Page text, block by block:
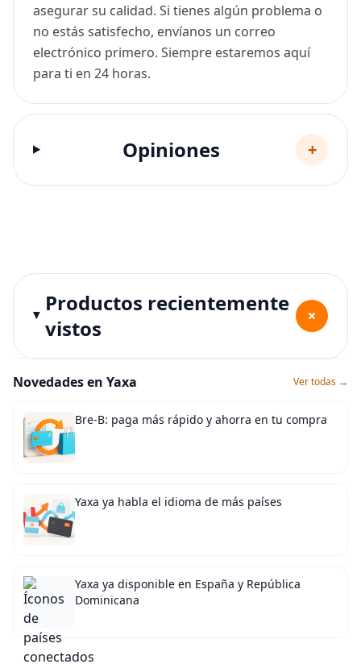
asegurar su calidad. Si tienes algún problema o
no estás satisfecho, envíanos un correo
electrónico primero. Siempre estaremos aquí
para ti en 24 horas.
Opiniones +
Productos recientemente
vistos
+
Novedades en Yaxa Ver todas →
Bre-B: paga más rápido y ahorra en tu compra
Yaxa ya habla el idioma de más países
Yaxa ya disponible en España y República
Dominicana